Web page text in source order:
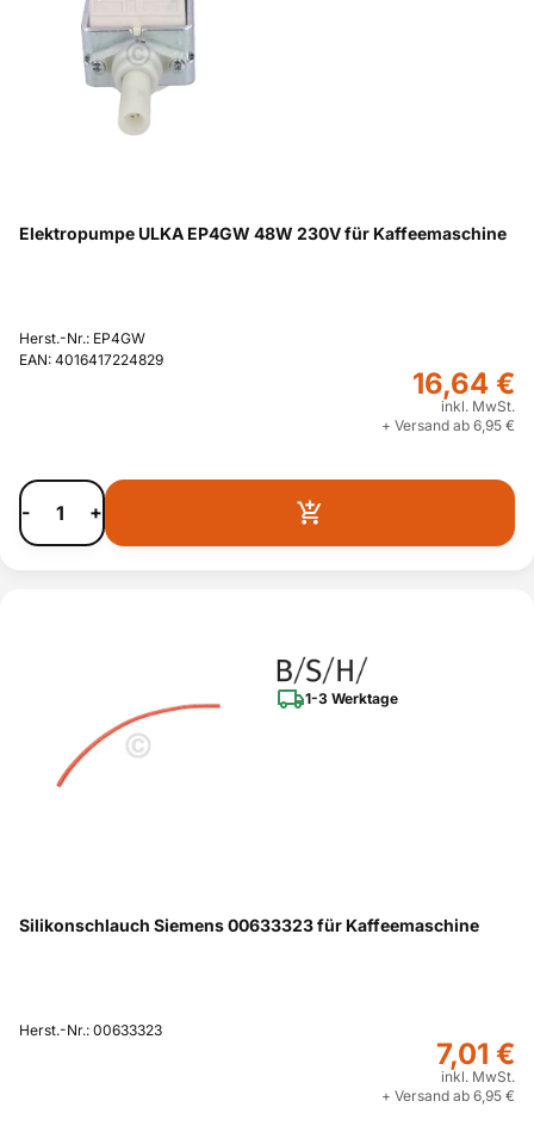
Elektropumpe ULKA EP4GW 48W 230V für Kaffeemaschine
Herst.-Nr.: EP4GW
EAN: 4016417224829
16,64 €
inkl. MwSt.
+ Versand ab 6,95 €
- +
1-3 Werktage
Silikonschlauch Siemens 00633323 für Kaffeemaschine
Herst.-Nr.: 00633323
7,01 €
inkl. MwSt.
+ Versand ab 6,95 €